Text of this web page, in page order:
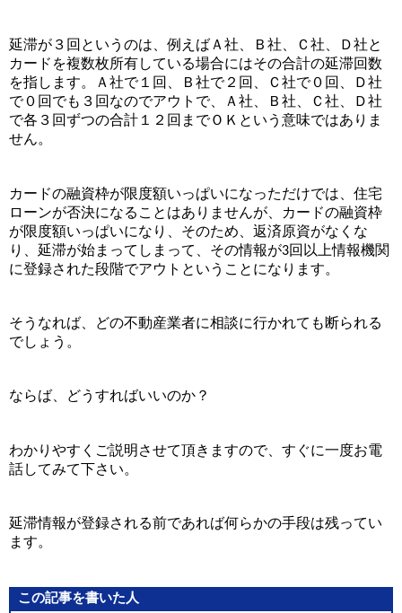
延滞が３回というのは、例えばＡ社、Ｂ社、Ｃ社、Ｄ社と
カードを複数枚所有している場合にはその合計の延滞回数
を指します。Ａ社で１回、Ｂ社で２回、Ｃ社で０回、Ｄ社
で０回でも３回なのでアウトで、Ａ社、Ｂ社、Ｃ社、Ｄ社
で各３回ずつの合計１２回までＯＫという意味ではありま
せん。
カードの融資枠が限度額いっぱいになっただけでは、住宅
ローンが否決になることはありませんが、カードの融資枠
が限度額いっぱいになり、そのため、返済原資がなくな
り、延滞が始まってしまって、その情報が3回以上情報機関
に登録された段階でアウトということになります。
そうなれば、どの不動産業者に相談に行かれても断られる
でしょう。
ならば、どうすればいいのか？
わかりやすくご説明させて頂きますので、すぐに一度お電
話してみて下さい。
延滞情報が登録される前であれば何らかの手段は残ってい
ます。
この記事を書いた人